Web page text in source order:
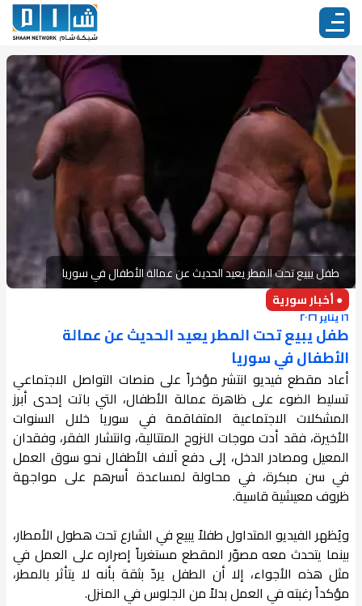
طفل يبيع تحت المطر يعيد الحديث عن عمالة الأطفال في سوريا
● أخبار سورية
١٦ يناير ٢٠٢٦
طفل يبيع تحت المطر يعيد الحديث عن عمالة
الأطفال في سوريا
أعاد مقطع فيديو انتشر مؤخراً على منصات التواصل الاجتماعي
تسليط الضوء على ظاهرة عمالة الأطفال، التي باتت إحدى أبرز
المشكلات الاجتماعية المتفاقمة في سوريا خلال السنوات
الأخيرة، فقد أدت موجات النزوح المتتالية، وانتشار الفقر، وفقدان
المعيل ومصادر الدخل، إلى دفع آلاف الأطفال نحو سوق العمل
في سن مبكرة، في محاولة لمساعدة أسرهم على مواجهة
ظروف معيشية قاسية.
ويُظهر الفيديو المتداول طفلاً يبيع في الشارع تحت هطول الأمطار،
بينما يتحدث معه مصوّر المقطع مستغرباً إصراره على العمل في
مثل هذه الأجواء، إلا أن الطفل يردّ بثقة بأنه لا يتأثر بالمطر،
مؤكداً رغبته في العمل بدلاً من الجلوس في المنزل.